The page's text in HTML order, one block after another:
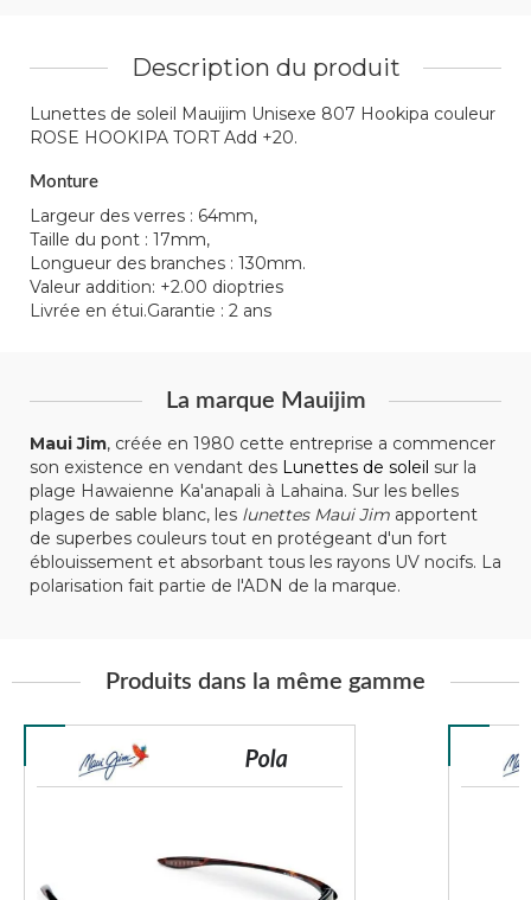
Description du produit
Lunettes de soleil Mauijim Unisexe 807 Hookipa couleur
ROSE HOOKIPA TORT Add +20.
Monture
Largeur des verres : 64mm,
Taille du pont : 17mm,
Longueur des branches : 130mm.
Valeur addition: +2.00 dioptries
Livrée en étui.Garantie : 2 ans
La marque Mauijim
Maui Jim, créée en 1980 cette entreprise a commencer
son existence en vendant des Lunettes de soleil sur la
plage Hawaienne Ka'anapali à Lahaina. Sur les belles
plages de sable blanc, les lunettes Maui Jim apportent
de superbes couleurs tout en protégeant d'un fort
éblouissement et absorbant tous les rayons UV nocifs. La
polarisation fait partie de l'ADN de la marque.
Produits dans la même gamme